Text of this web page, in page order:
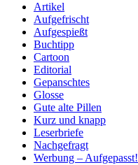
Artikel
Aufgefrischt
Aufgespießt
Buchtipp
Cartoon
Editorial
Gepanschtes
Glosse
Gute alte Pillen
Kurz und knapp
Leserbriefe
Nachgefragt
Werbung – Aufgepasst!